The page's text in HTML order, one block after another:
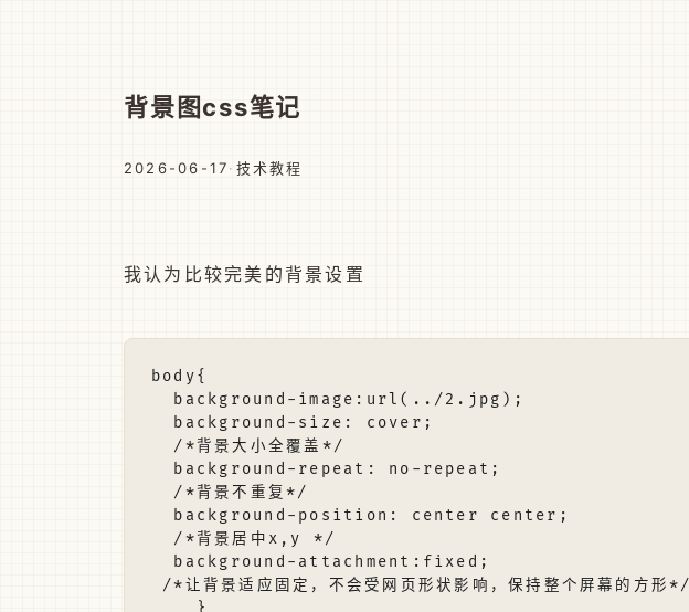
背景图css笔记
2026-06-17· 技术教程
我认为比较完美的背景设置
body{
  background-image:url(../2.jpg);
  background-size: cover;
  /*背景大小全覆盖*/
  background-repeat: no-repeat;
  /*背景不重复*/
  background-position: center center;
  /*背景居中x,y */
  background-attachment:fixed;
/*让背景适应固定，不会受网页形状影响，保持整个屏幕的方形*/